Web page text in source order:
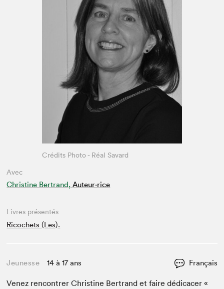
Avec
Christine Bertrand, Auteur·rice
Crédits Photo - Réal Savard
Livres présentés
Ricochets (Les).
Jeunesse 14 à 17 ans Français
Venez ren­con­tr­er Chris­tine Bertrand et faire dédi­cac­er «